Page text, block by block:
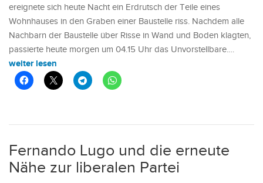
ereignete sich heute Nacht ein Erdrutsch der Teile eines
Wohnhauses in den Graben einer Baustelle riss. Nachdem alle
Nachbarn der Baustelle über Risse in Wand und Boden klagten,
passierte heute morgen um 04.15 Uhr das Unvorstellbare.…
weiter lesen
Fernando Lugo und die erneute
Nähe zur liberalen Partei